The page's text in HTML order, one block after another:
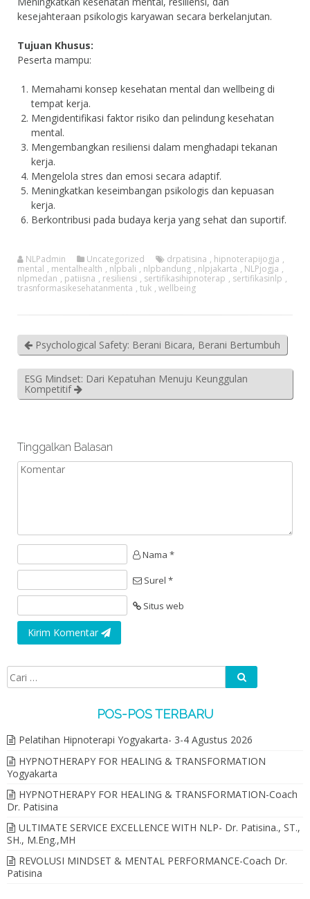
kesejahteraan psikologis karyawan secara berkelanjutan.
Tujuan Khusus:
Peserta mampu:
Memahami konsep kesehatan mental dan wellbeing di
tempat kerja.
Mengidentifikasi faktor risiko dan pelindung kesehatan
mental.
Mengembangkan resiliensi dalam menghadapi tekanan
kerja.
Mengelola stres dan emosi secara adaptif.
Meningkatkan keseimbangan psikologis dan kepuasan
kerja.
Berkontribusi pada budaya kerja yang sehat dan suportif.
NLPadmin Uncategorized drpatisina , hipnoterapijogja ,
mental , mentalhealth , nlpbali , nlpbandung , nlpjakarta , NLPjogja ,
nlpmedan , patiisna , resiliensi , sertifikasihipnoterap , sertifikasinlp ,
trasnformasikesehatanmenta , tuk , wellbeing
Psychological Safety: Berani Bicara, Berani Bertumbuh
ESG Mindset: Dari Kepatuhan Menuju Keunggulan
Kompetitif
Tinggalkan Balasan
Nama *
Surel *
Situs web
Kirim Komentar
POS-POS TERBARU
Pelatihan Hipnoterapi Yogyakarta- 3-4 Agustus 2026
HYPNOTHERAPY FOR HEALING & TRANSFORMATION
Yogyakarta
HYPNOTHERAPY FOR HEALING & TRANSFORMATION-Coach
Dr. Patisina
ULTIMATE SERVICE EXCELLENCE WITH NLP- Dr. Patisina., ST.,
SH., M.Eng.,MH
REVOLUSI MINDSET & MENTAL PERFORMANCE-Coach Dr.
Patisina